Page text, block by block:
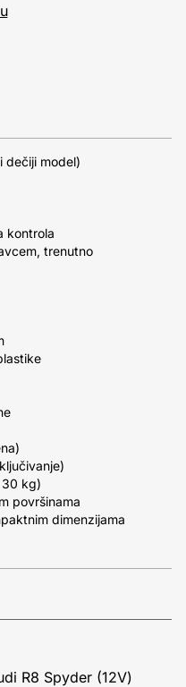
dečiji model)
kontrola
trenutno
30 kg)
površinama
dimenzijama
R8 Spyder (12V)